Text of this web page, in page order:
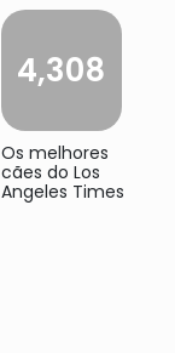
4,308
Os melhores
cães do Los
Angeles Times